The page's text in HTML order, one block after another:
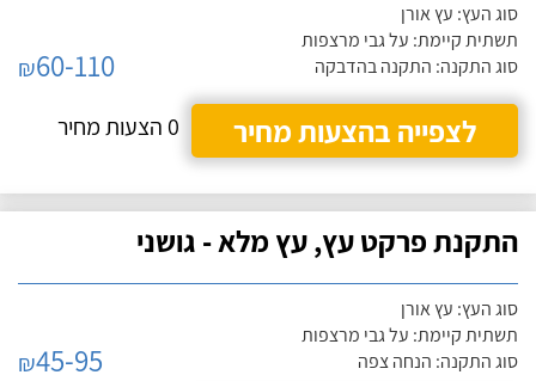
סוג העץ: עץ אורן
תשתית קיימת: על גבי מרצפות
סוג התקנה: התקנה בהדבקה
₪60-110
לצפייה בהצעות מחיר
0 הצעות מחיר
התקנת פרקט עץ, עץ מלא - גושני
סוג העץ: עץ אורן
תשתית קיימת: על גבי מרצפות
סוג התקנה: הנחה צפה
₪45-95